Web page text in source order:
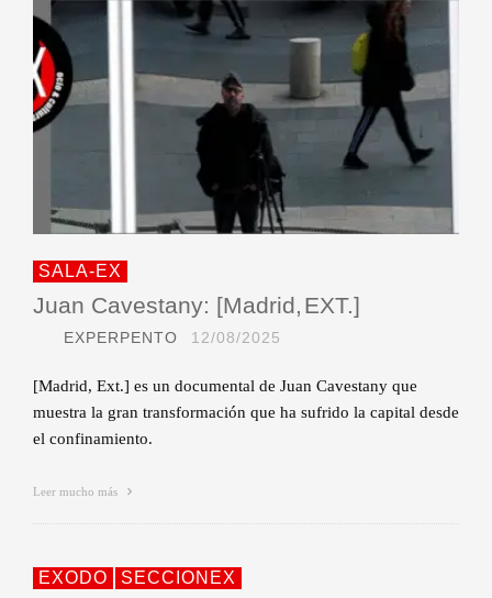
SALA-EX
Juan Cavestany: [Madrid, EXT.]
EXPERPENTO 12/08/2025
[Madrid, Ext.] es un documental de Juan Cavestany que
muestra la gran transformación que ha sufrido la capital desde
el confinamiento.
Leer mucho más
EXODO SECCIONEX